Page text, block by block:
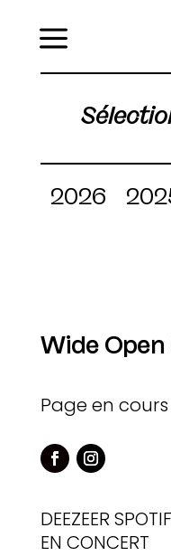
2026
Wide Open
Page en
DEEZEER
EN CONCERT